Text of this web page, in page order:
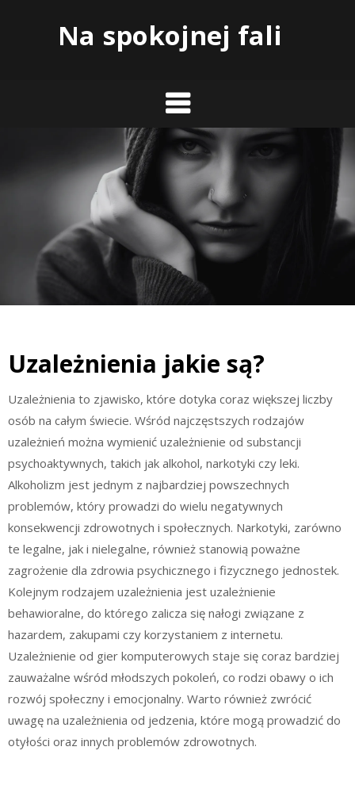
Na spokojnej fali
Uzależnienia jakie są?
Uzależnienia to zjawisko, które dotyka coraz większej liczby
osób na całym świecie. Wśród najczęstszych rodzajów
uzależnień można wymienić uzależnienie od substancji
psychoaktywnych, takich jak alkohol, narkotyki czy leki.
Alkoholizm jest jednym z najbardziej powszechnych
problemów, który prowadzi do wielu negatywnych
konsekwencji zdrowotnych i społecznych. Narkotyki, zarówno
te legalne, jak i nielegalne, również stanowią poważne
zagrożenie dla zdrowia psychicznego i fizycznego jednostek.
Kolejnym rodzajem uzależnienia jest uzależnienie
behawioralne, do którego zalicza się nałogi związane z
hazardem, zakupami czy korzystaniem z internetu.
Uzależnienie od gier komputerowych staje się coraz bardziej
zauważalne wśród młodszych pokoleń, co rodzi obawy o ich
rozwój społeczny i emocjonalny. Warto również zwrócić
uwagę na uzależnienia od jedzenia, które mogą prowadzić do
otyłości oraz innych problemów zdrowotnych.